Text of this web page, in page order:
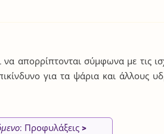
απορρίπτονται σύμφωνα με τις
για τα ψάρια και άλλους
: Προφυλάξεις >